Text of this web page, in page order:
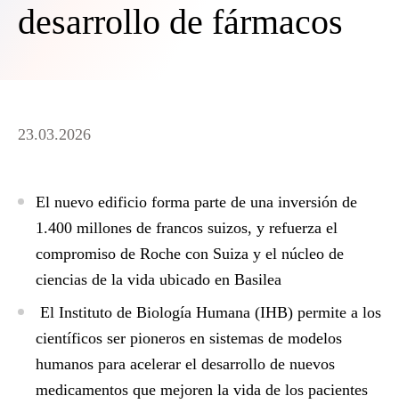
desarrollo de fármacos
23.03.2026
El nuevo edificio forma parte de una inversión de
1.400 millones de francos suizos, y refuerza el
compromiso de Roche con Suiza y el núcleo de
ciencias de la vida ubicado en Basilea
El Instituto de Biología Humana (IHB) permite a los
científicos ser pioneros en sistemas de modelos
humanos para acelerar el desarrollo de nuevos
medicamentos que mejoren la vida de los pacientes